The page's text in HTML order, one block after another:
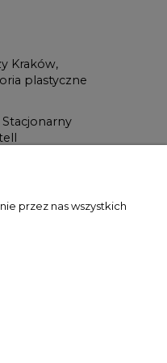
Kraków,
plastyczne
Stacjonarny
w Świat
przez nas wszystkich